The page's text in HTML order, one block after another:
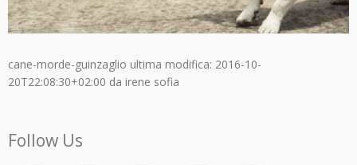
cane-morde-guinzaglio ultima modifica: 2016-10-
20T22:08:30+02:00 da irene sofia
Follow Us